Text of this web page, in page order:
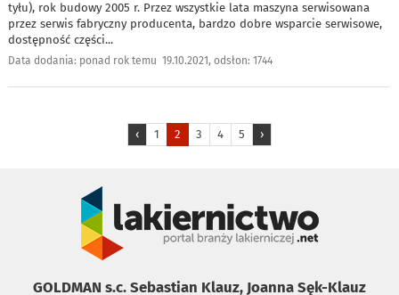
tyłu), rok budowy 2005 r. Przez wszystkie lata maszyna serwisowana
przez serwis fabryczny producenta, bardzo dobre wsparcie serwisowe,
dostępność części...
Data dodania: ponad rok temu 19.10.2021, odsłon: 1744
‹ 1 2 3 4 5 ›
GOLDMAN s.c. Sebastian Klauz, Joanna Sęk-Klauz